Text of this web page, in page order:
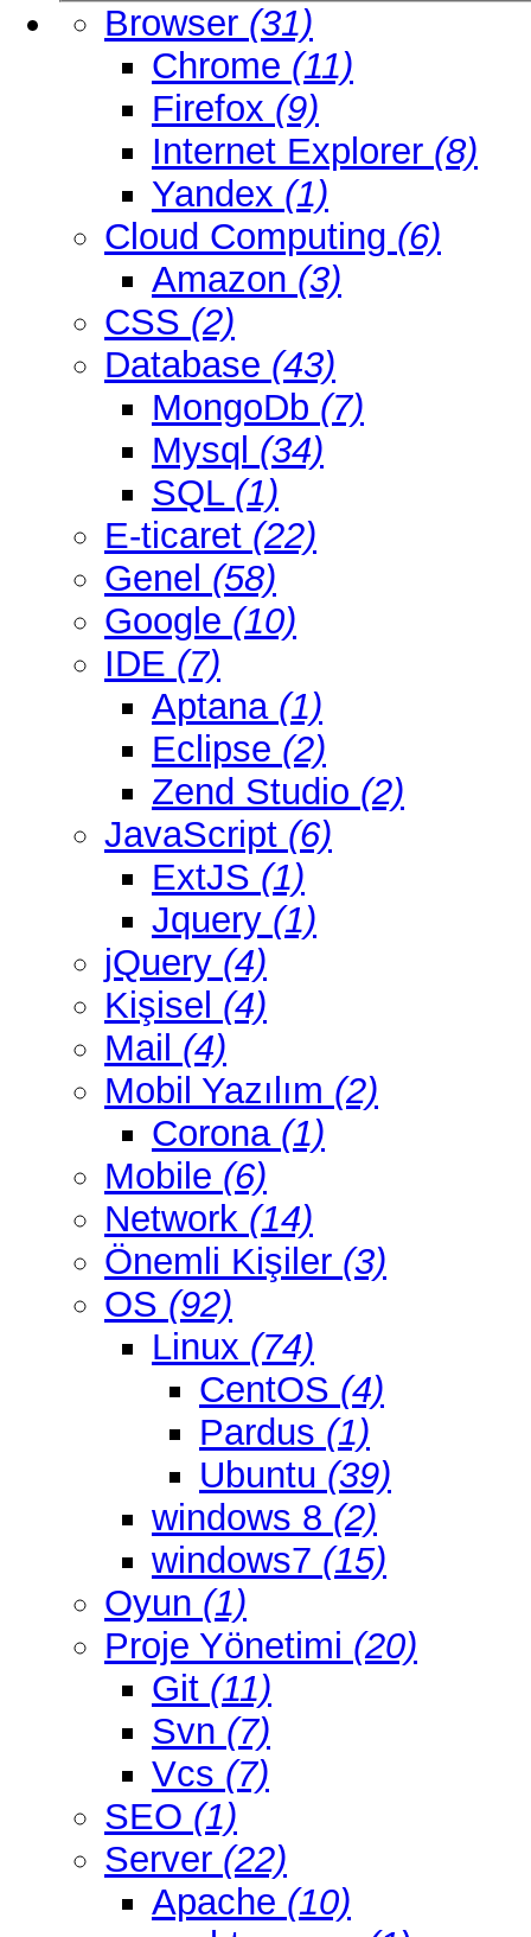
Browser (31)
Chrome (11)
Firefox (9)
Internet Explorer (8)
Yandex (1)
Cloud Computing (6)
Amazon (3)
CSS (2)
Database (43)
MongoDb (7)
Mysql (34)
SQL (1)
E-ticaret (22)
Genel (58)
Google (10)
IDE (7)
Aptana (1)
Eclipse (2)
Zend Studio (2)
JavaScript (6)
ExtJS (1)
Jquery (1)
jQuery (4)
Kişisel (4)
Mail (4)
Mobil Yazılım (2)
Corona (1)
Mobile (6)
Network (14)
Önemli Kişiler (3)
OS (92)
Linux (74)
CentOS (4)
Pardus (1)
Ubuntu (39)
windows 8 (2)
windows7 (15)
Oyun (1)
Proje Yönetimi (20)
Git (11)
Svn (7)
Vcs (7)
SEO (1)
Server (22)
Apache (10)